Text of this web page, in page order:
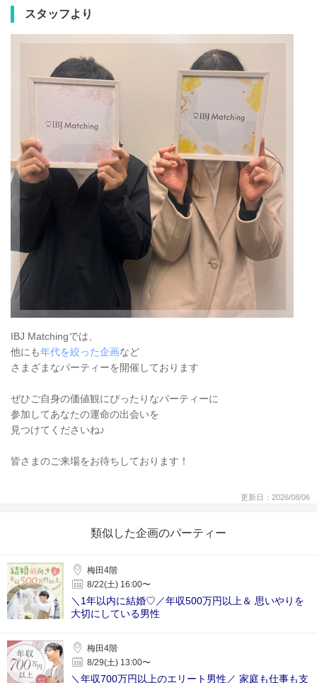
スタッフより
IBJ Matchingでは、
他にも年代を絞った企画など
さまざまなパーティーを開催しております
ぜひご自身の価値観にぴったりなパーティーに
参加してあなたの運命の出会いを
見つけてくださいね♪
皆さまのご来場をお待ちしております！
更新日：2026/08/06
類似した企画のパーティー
梅田4階
8/22(土) 16:00〜
＼1年以内に結婚♡／年収500万円以上＆ 思いやりを
大切にしている男性
梅田4階
8/29(土) 13:00〜
＼年収700万円以上のエリート男性／ 家庭も仕事も支